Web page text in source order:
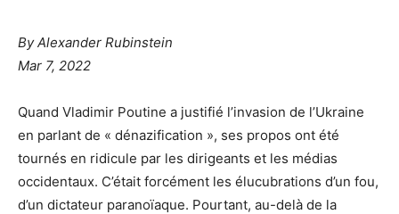
By Alexander Rubinstein
Mar 7, 2022
Quand Vladimir Poutine a justifié l’invasion de l’Ukraine
en parlant de « dénazification », ses propos ont été
tournés en ridicule par les dirigeants et les médias
occidentaux. C’était forcément les élucubrations d’un fou,
d’un dictateur paranoïaque. Pourtant, au-delà de la